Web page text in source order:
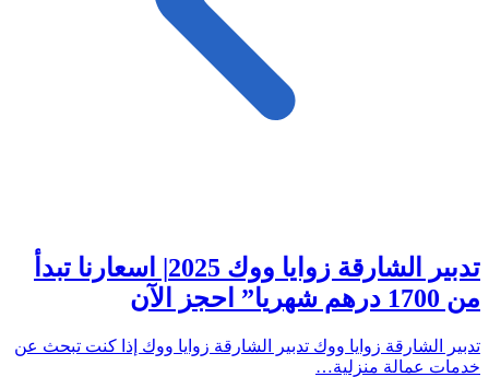
تدبير الشارقة زوايا ووك 2025| اسعارنا تبدأ
من 1700 درهم شهريا” احجز الآن
تدبير الشارقة زوايا ووك تدبير الشارقة زوايا ووك إذا كنت تبحث عن
خدمات عمالة منزلية…